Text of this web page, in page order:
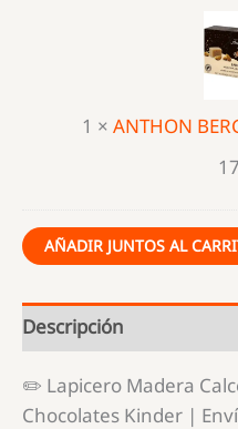
1 × ANTHON
AÑADIR JUNTOS AL
Descripción
✏️ Lapicero Madera
Chocolates Kinder |